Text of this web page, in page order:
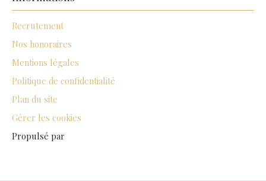
Recrutement
Nos honoraires
Mentions légales
Politique de confidentialité
Plan du site
Gérer les cookies
Propulsé par